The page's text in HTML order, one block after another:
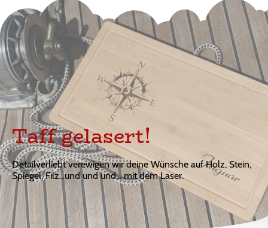
Taff gelasert!
Detailverliebt verewigen wir deine Wünsche auf Holz, Stein,
Spiegel, Filz...und und und... mit dem Laser.